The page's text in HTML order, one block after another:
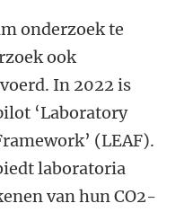
onderzoek te
ook
In 2022 is
‘Laboratory
(LEAF).
laboratoria
van hun CO2-